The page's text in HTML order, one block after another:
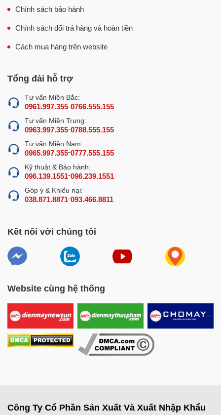
Chính sách bảo hành
Chính sách đổi trả hàng và hoàn tiền
Cách mua hàng trên website
Tổng đài hỗ trợ
Tư vấn Miền Bắc:
0961.997.355-0766.555.155
Tư vấn Miền Trung:
0963.997.355-0788.555.155
Tư vấn Miền Nam:
0965.997.355-0777.555.155
Kỹ thuật & Bảo hành:
096.139.1551-096.239.1551
Góp ý & Khiếu nại:
038.871.8871-093.466.8811
Kết nối với chúng tôi
Website cùng hệ thống
Công Ty Cổ Phần Sản Xuất Và Xuất Nhập Khẩu